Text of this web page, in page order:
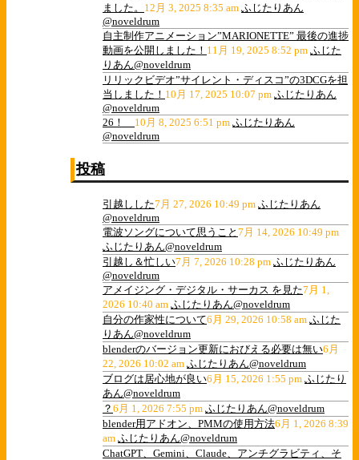
ました。 12月 3, 2025 8:35 am ふじたりあん
@noveldrum
自主制作アニメーション”MARIONETTE” 最後の進捗
動画を公開しました！ 11月 19, 2025 8:52 pm ふじた
りあん@noveldrum
リリックビデオ”サイレント・ディスコ”の3DCGを担
当しました！ 10月 17, 2025 10:07 pm ふじたりあん
@noveldrum
26！ 10月 8, 2025 6:51 pm ふじたりあん
@noveldrum
投稿
引越しした7月 27, 2026 10:49 pm ふじたりあん
@noveldrum
電波ソングについて思うこと 7月 14, 2026 10:49 pm
ふじたりあん@noveldrum
引越し＆忙しい7月 7, 2026 10:28 pm ふじたりあん
@noveldrum
アメイジング・デジタル・サーカス を見た7月 1,
2026 10:40 am ふじたりあん@noveldrum
自分の作家性について6月 29, 2026 10:58 am ふじた
りあん@noveldrum
blenderのバージョン更新におびえる必要は無い6月
22, 2026 10:02 am ふじたりあん@noveldrum
ブログは居心地が良い6月 15, 2026 1:55 pm ふじたり
あん@noveldrum
？ 6月 1, 2026 7:55 pm ふじたりあん@noveldrum
blender用アドオン、PMMの使用方法6月 1, 2026 8:39
am ふじたりあん@noveldrum
ChatGPT、Gemini、Claude、アンチグラビティ、そ